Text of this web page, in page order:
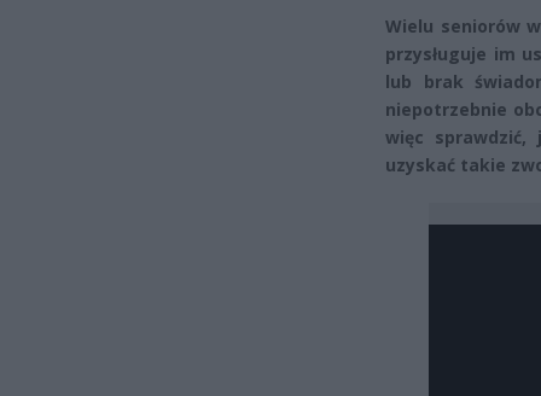
Wielu seniorów
przysługuje im
lub brak
niepotrzebnie
więc
uzyskać takie